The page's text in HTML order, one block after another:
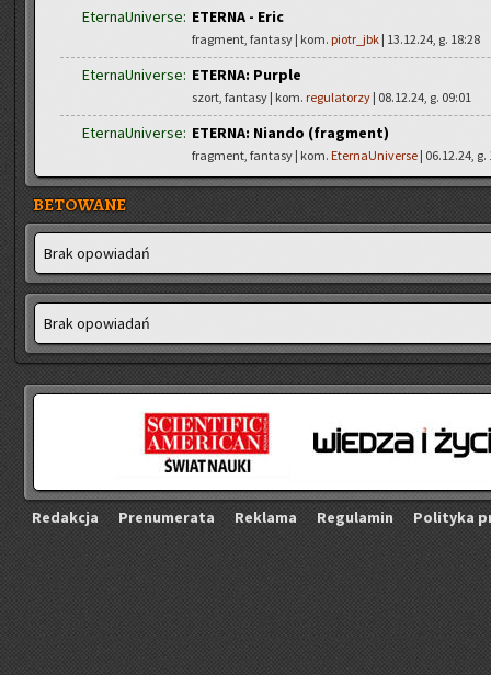
EternaUniverse: ETERNA - Eric
fragment, fantasy | kom. piotr_jbk | 13.12.24, g. 18:28
EternaUniverse: ETERNA: Purple
szort, fantasy | kom. regulatorzy | 08.12.24, g. 09:01
EternaUniverse: ETERNA: Niando (fragment)
fragment, fantasy | kom. EternaUniverse | 06.12.24, g.
BETOWANE
Brak opo­wia­dań
Brak opo­wia­dań
Re­dak­cja Pre­nu­me­ra­ta Re­kla­ma Re­gu­la­min Po­li­ty­ka